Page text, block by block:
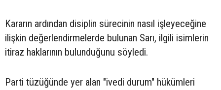
Kararın ardından disiplin sürecinin nasıl işleyeceğine
ilişkin değerlendirmelerde bulunan Sarı, ilgili isimlerin
itiraz haklarının bulunduğunu söyledi.
Parti tüzüğünde yer alan "ivedi durum" hükümleri